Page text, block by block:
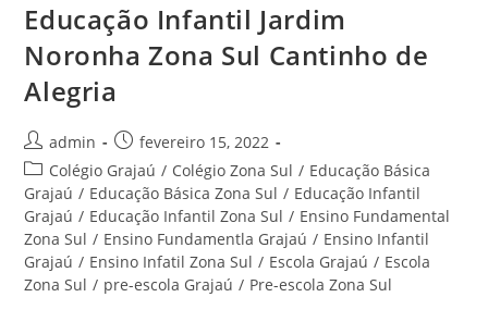
Educação Infantil Jardim
Noronha Zona Sul Cantinho de
Alegria
Autor
do
post:
admin
Post
publicado:
fevereiro 15, 2022
Categoria
do
post:
Colégio Grajaú / Colégio Zona Sul / Educação Básica
Grajaú / Educação Básica Zona Sul / Educação Infantil
Grajaú / Educação Infantil Zona Sul / Ensino Fundamental
Zona Sul / Ensino Fundamentla Grajaú / Ensino Infantil
Grajaú / Ensino Infatil Zona Sul / Escola Grajaú / Escola
Zona Sul / pre-escola Grajaú / Pre-escola Zona Sul